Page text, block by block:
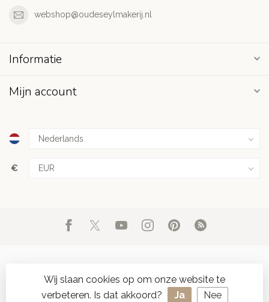
webshop@oudeseylmakerij.nl
Informatie
Mijn account
€
© Copyright 2026 d'Oude Seylmakerij- Powered by Lightspeed
Wij slaan cookies op om onze website te
verbeteren. Is dat akkoord?
Ja Nee